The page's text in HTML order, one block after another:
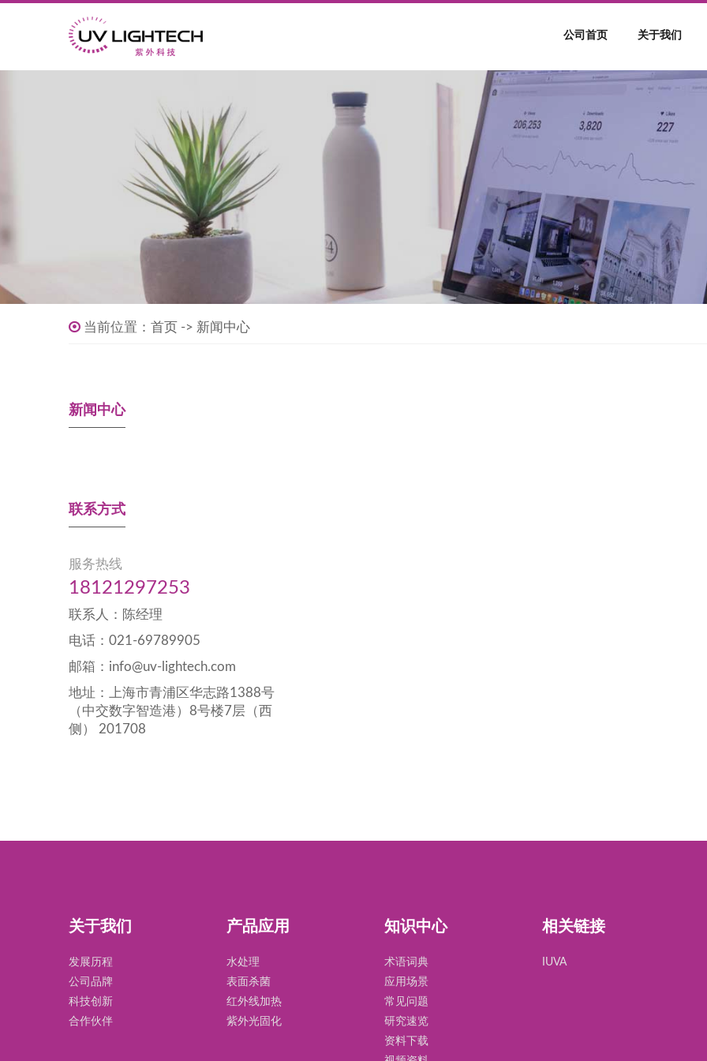
公司首页 关于我们
当前位置： 首页 -> 新闻中心
新闻中心
联系方式
服务热线
18121297253
联系人：陈经理
电话：021-69789905
邮箱：info@uv-lightech.com
地址：上海市青浦区华志路1388号
（中交数字智造港）8号楼7层（西
侧） 201708
关于我们
发展历程
公司品牌
科技创新
合作伙伴
产品应用
水处理
表面杀菌
红外线加热
紫外光固化
知识中心
术语词典
应用场景
常见问题
研究速览
资料下载
相关链接
IUVA